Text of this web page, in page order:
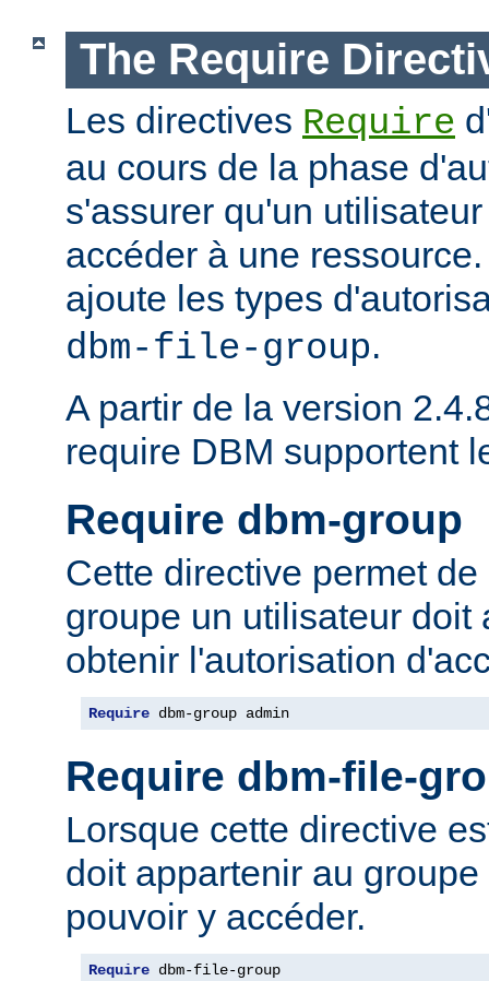
The Require
Les directives Require
au cours de la phase
s'assurer qu'un
accéder à une
ajoute les types
dbm-file-group.
A partir de la version
require DBM supportent
Require dbm-group
Cette directive permet
groupe un utilisateur doit
obtenir l'autorisation
Require dbm-group admin
Require dbm-file-
Lorsque cette directive
doit appartenir au
pouvoir y accéder.
Require dbm-file-group